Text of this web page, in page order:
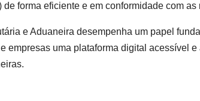
de forma eficiente e em conformidade com
e Aduaneira desempenha um papel
empresas uma plataforma digital acessível